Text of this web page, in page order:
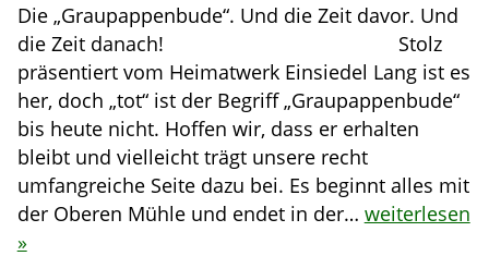
Die „Graupappenbude“. Und die Zeit davor. Und
die Zeit danach! Stolz
präsentiert vom Heimatwerk Einsiedel Lang ist es
her, doch „tot“ ist der Begriff „Graupappenbude“
bis heute nicht. Hoffen wir, dass er erhalten
bleibt und vielleicht trägt unsere recht
umfangreiche Seite dazu bei. Es beginnt alles mit
der Oberen Mühle und endet in der… weiterlesen
»